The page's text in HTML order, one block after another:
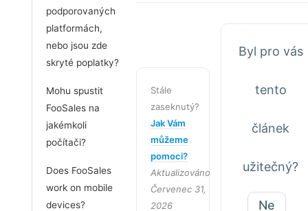
podporovaných
platformách,
nebo jsou zde
skryté poplatky?
Mohu spustit
FooSales na
jakémkoli
počítači?
Does FooSales
work on mobile
devices?
Stále
zaseknutý?
Jak Vám
můžeme
pomoci?
Aktualizováno
Červenec 31,
2026
Byl pro vás
tento
článek
užitečný?
Ne